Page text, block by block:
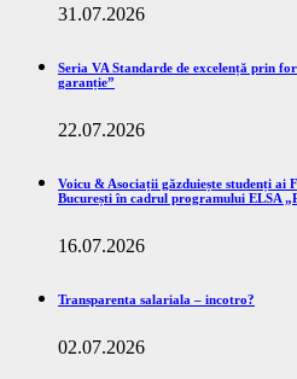
31.07.2026
Seria VA Standarde de excelență prin
garanție”
22.07.2026
Voicu & Asociații găzduiește studenți
București în cadrul programului ELSA
16.07.2026
Transparenta salariala – incotro?
02.07.2026